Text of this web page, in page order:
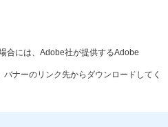
合には、Adobe社が提供するAdobe
ナーのリンク先からダウンロードしてく